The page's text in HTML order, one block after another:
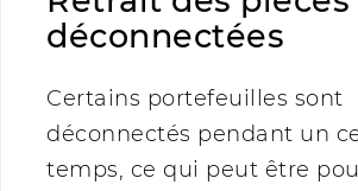
déconnectées
Certains portefeuilles sont
déconnectés pendant un
temps, ce qui peut être